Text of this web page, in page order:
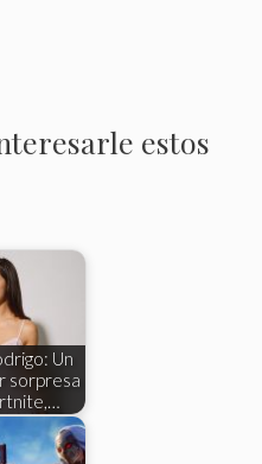
estos
Un
sorpresa